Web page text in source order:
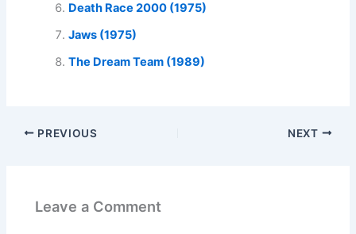
Death Race 2000 (1975)
Jaws (1975)
The Dream Team (1989)
PREVIOUS NEXT
Leave a Comment